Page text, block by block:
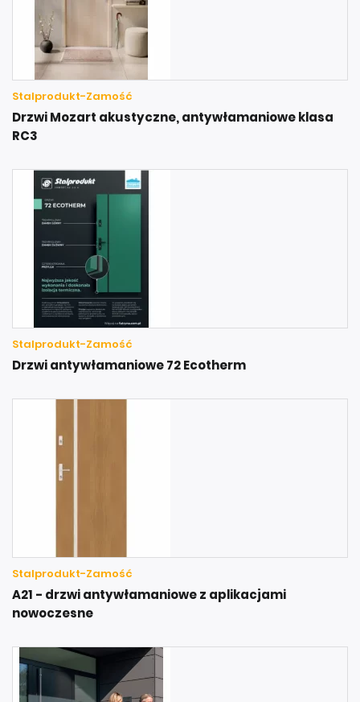
Stalprodukt-Zamość
Drzwi Mozart akustyczne, antywłamaniowe klasa
RC3
Stalprodukt-Zamość
Drzwi antywłamaniowe 72 Ecotherm
Stalprodukt-Zamość
A21 - drzwi antywłamaniowe z aplikacjami
nowoczesne